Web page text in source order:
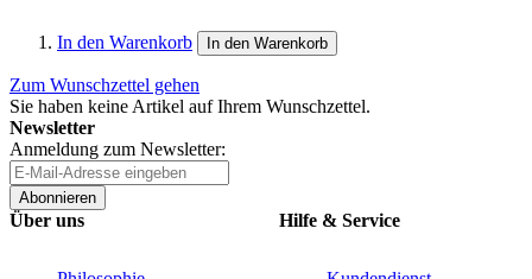
In den Warenkorb In den Warenkorb
Zum Wunschzettel gehen
Sie haben keine Artikel auf Ihrem Wunschzettel.
Newsletter
Anmeldung zum Newsletter:
Abonnieren
Über uns Hilfe & Service